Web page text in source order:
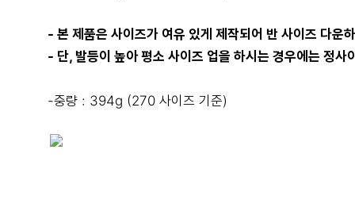
- 본 제품은 사이즈가 여유 있게 제작되어 반 사이즈 다운
- 단, 발등이 높아 평소 사이즈 업을 하시는 경우에는 정사
-중량 : 394g (270 사이즈 기준)